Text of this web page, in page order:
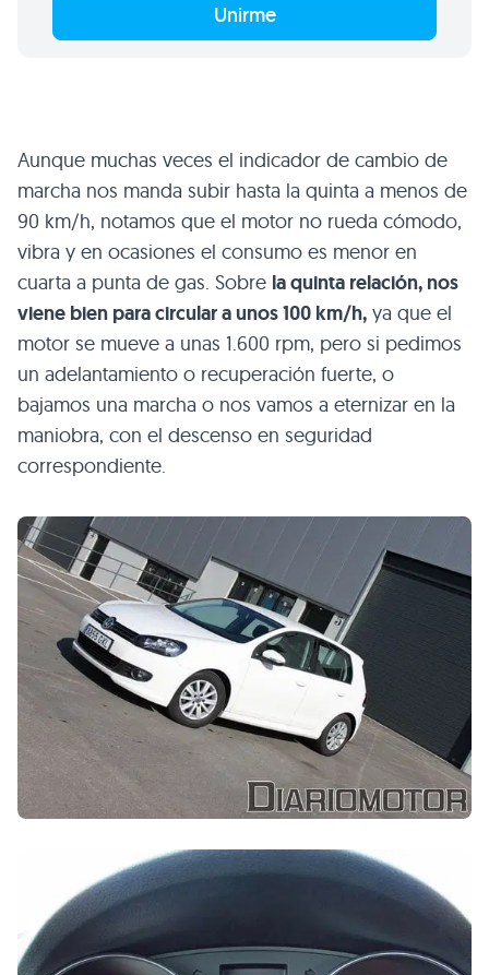
Unirme
Aunque muchas veces el indicador de cambio de
marcha nos manda subir hasta la quinta a menos de
90 km/h, notamos que el motor no rueda cómodo,
vibra y en ocasiones el consumo es menor en
cuarta a punta de gas. Sobre la quinta relación, nos
viene bien para circular a unos 100 km/h, ya que el
motor se mueve a unas 1.600 rpm, pero si pedimos
un adelantamiento o recuperación fuerte, o
bajamos una marcha o nos vamos a eternizar en la
maniobra, con el descenso en seguridad
correspondiente.